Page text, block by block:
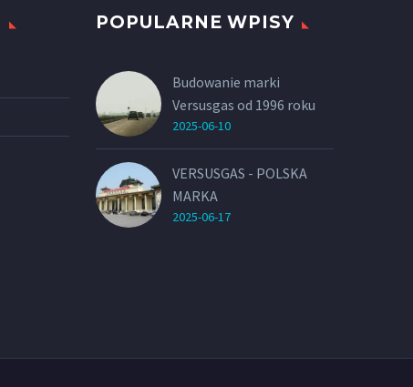
POPULARNE WPISY
Budowanie marki
Versusgas od 1996 roku
2025-06-10
VERSUSGAS - POLSKA
MARKA
2025-06-17